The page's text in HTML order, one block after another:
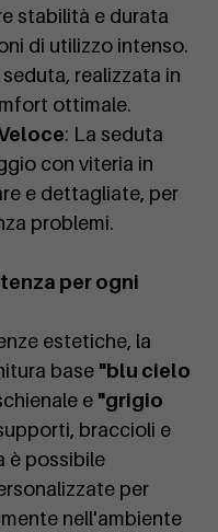
stabilità e durata
di utilizzo intenso.
seduta, realizzata in
ottimale.
: La seduta
con viteria in
e dettagliate, per
problemi.
per ogni
estetiche, la
base "blu cielo
e "grigio
braccioli e
è possibile
per
nell'ambiente